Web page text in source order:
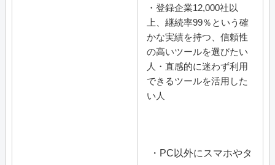
・ 登録企業12,000社以
上、継続率99％という確
かな実績を持つ、信頼性
の高いツールを選びたい
人 ・直感的に迷わず利用
できるツールを活用した
い人
・PC以外にスマホやタ